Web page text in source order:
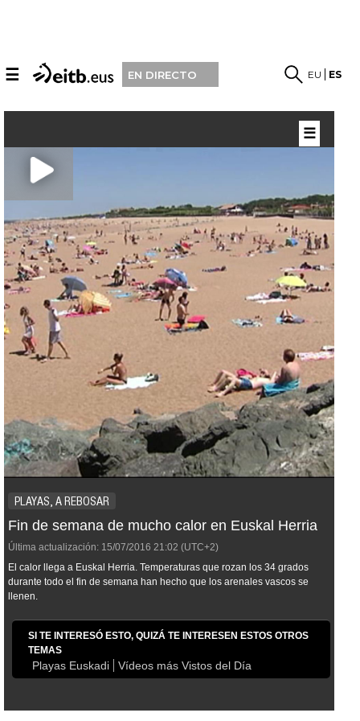
☰ EN DIRECTO EU ES
PLAYAS, A REBOSAR
Fin de semana de mucho calor en Euskal Herria
Última actualización: 15/07/2016 21:02 (UTC+2)
El calor llega a Euskal Herria. Temperaturas que rozan los 34 grados
durante todo el fin de semana han hecho que los arenales vascos se
llenen.
SI TE INTERESÓ ESTO, QUIZÁ TE INTERESEN ESTOS OTROS
TEMAS
Playas Euskadi Vídeos más Vistos del Día
☰